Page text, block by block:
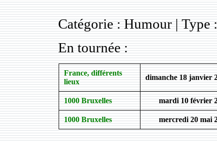
Catégorie : Humour | Type
En tournée :
France, différents
lieux
dimanche 18 janvier
1000 Bruxelles mardi 10 février
1000 Bruxelles mercredi 20 mai